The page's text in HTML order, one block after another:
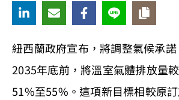
紐西蘭政府宣布，將調整氣候承
2035年底前，將溫室氣體排放量
51%至55%。這項新目標相較原